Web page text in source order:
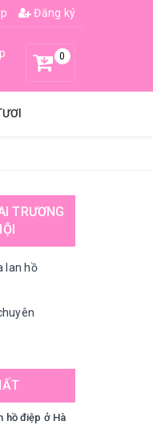
Đăng ký
0
TRƯƠNG
lan hồ
hồ điệp ở Hà